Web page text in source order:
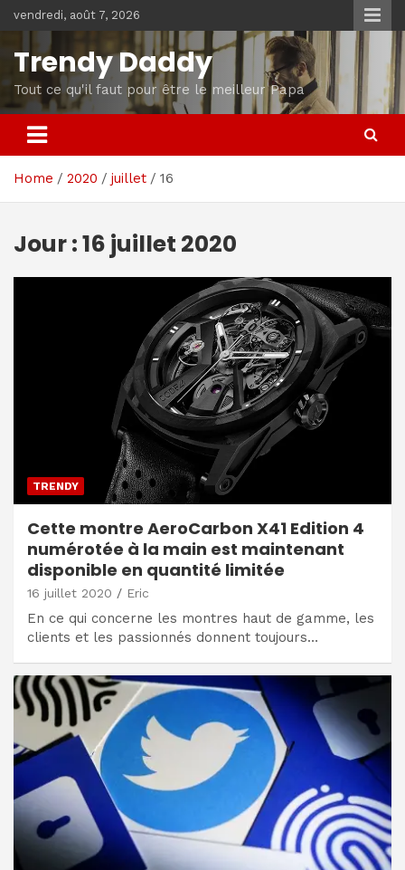
to
content
vendredi, août 7, 2026
Trendy Daddy
Tout ce qu'il faut pour être le meilleur Papa
Home 2020 juillet 16
Jour :16 juillet 2020
TRENDY
Cette montre AeroCarbon X41 Edition 4
numérotée à la main est maintenant
disponible en quantité limitée
16 juillet 2020 Eric
En ce qui concerne les montres haut de gamme, les
clients et les passionnés donnent toujours…